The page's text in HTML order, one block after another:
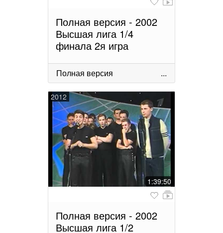
Полная версия - 2002
Высшая лига 1/4
финала 2я игра
Полная версия ...
2012
1:39:50
Полная версия - 2002
Высшая лига 1/2